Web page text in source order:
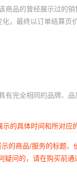
品的曾经展示过的销
，最终以订单结算页价
完全相同的品牌、品
的具体时间和所对应
商品/服务的标题
问的，请在购买前